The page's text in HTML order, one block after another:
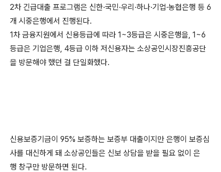
2차 긴급대출 프로그램은 신한·국민·우리·하나·기업·농협은행 등 6
개 시중은행에서 진행된다.
1차 금융지원에서 신용등급에 따라 1~3등급은 시중은행을, 1~6
등급은 기업은행, 4등급 이하 저신용자는 소상공인시장진흥공단
을 방문해야 했던 걸 단일화했다.
신용보증기금이 95% 보증하는 보증부 대출이지만 은행이 보증심
사를 대신하게 돼 소상공인들은 신보 상담을 받을 필요 없이 은
행 창구만 방문하면 된다.